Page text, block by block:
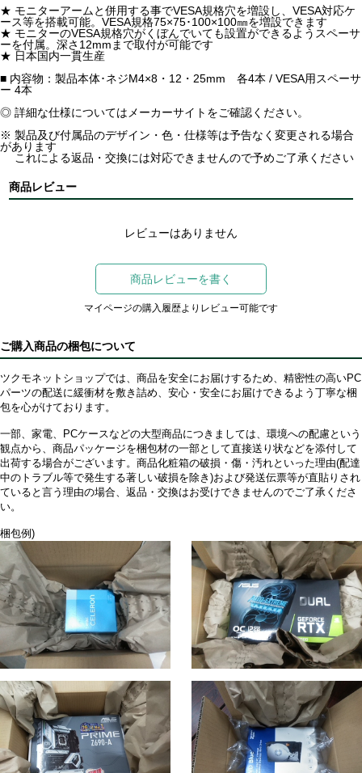
★ モニターアームと併用する事でVESA規格穴を増設し、VESA対応ケ
ース等を搭載可能。VESA規格75×75･100×100㎜を増設できます
★ モニターのVESA規格穴がくぼんでいても設置ができるようスペーサ
ーを付属。深さ12mmまで取付が可能です
★ 日本国内一貫生産
■ 内容物：製品本体･ネジM4×8・12・25mm 各4本 / VESA用スペーサ
ー 4本
◎ 詳細な仕様についてはメーカーサイトをご確認ください。
※ 製品及び付属品のデザイン・色・仕様等は予告なく変更される場合
があります
これによる返品・交換には対応できませんので予めご了承ください
商品レビュー
レビューはありません
商品レビューを書く
マイページの購入履歴よりレビュー可能です
ご購入商品の梱包について
ツクモネットショップでは、商品を安全にお届けするため、精密性の高いPC
パーツの配送に緩衝材を敷き詰め、安心・安全にお届けできるよう丁寧な梱
包を心がけております。
一部、家電、PCケースなどの大型商品につきましては、環境への配慮という
観点から、商品パッケージを梱包材の一部として直接送り状などを添付して
出荷する場合がございます。商品化粧箱の破損・傷・汚れといった理由(配達
中のトラブル等で発生する著しい破損を除き)および発送伝票等が直貼りされ
ていると言う理由の場合、返品・交換はお受けできませんのでご了承くださ
い。
梱包例)